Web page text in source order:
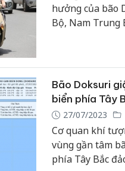
hưởng của bão
Bộ, Nam Trung
Bão Doksuri
biển phía Tây
27/07/2023
Cơ quan khí
vùng gần tâm
phía Tây Bắc